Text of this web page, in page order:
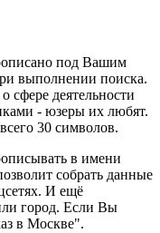
под Вашим
выполнении поиска.
сфере деятельности
- юзеры их любят.
30 символов.
в имени
собрать данные
И ещё
город. Если Вы
в Москве".